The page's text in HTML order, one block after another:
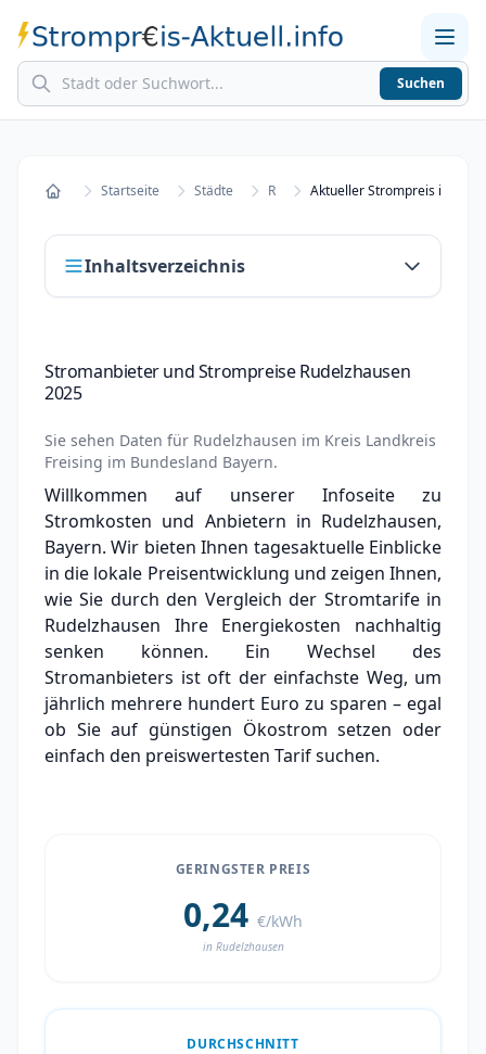
Home
Stromkosten berechnen
Suchen
StartseiteStartseite Städte R
Inhaltsverzeichnis
Rudelzhausen 2025
Strompreisvergleich Rudelzhausen 2025
Grundversorger Rudelzhausen
Experten-Analyse: Strommarkt in
Rudelzhausen
Aktueller Strompreis in Rudelzhausen
Stromanbieter in der Nähe von Rudelzhausen
Ortsteile in Rudelzhausen
Stromanbieter und Strompreise Rudelzhausen
2025
Sie sehen Daten für Rudelzhausen im Kreis Landkreis
Freising im Bundesland Bayern.
Willkommen auf unserer Infoseite zu
Stromkosten und Anbietern in Rudelzhausen,
Bayern. Wir bieten Ihnen tagesaktuelle Einblicke
in die lokale Preisentwicklung und zeigen Ihnen,
wie Sie durch den Vergleich der Stromtarife in
Rudelzhausen Ihre Energiekosten nachhaltig
senken können. Ein Wechsel des
Stromanbieters ist oft der einfachste Weg, um
jährlich mehrere hundert Euro zu sparen – egal
ob Sie auf günstigen Ökostrom setzen oder
einfach den preiswertesten Tarif suchen.
GERINGSTER PREIS
0,24 €/kWh
in Rudelzhausen
DURCHSCHNITT